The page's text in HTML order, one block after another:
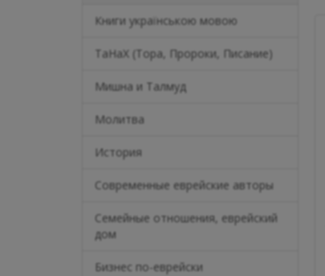
Книги українською мовою
ТаНаХ (Тора, Пророки, Писание)
Мишна и Талмуд
Молитва
История
Современные еврейские авторы
Семейные отношения, еврейский
дом
Бизнес по-еврейски